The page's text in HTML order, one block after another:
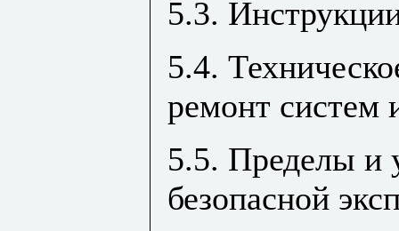
5.3.
5.4.
ремонт систем
5.5. Пределы и
безопасной